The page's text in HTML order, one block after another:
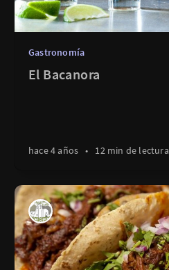
Gastronomía
El Bacanora
hace 4 años • 12 min de lectura